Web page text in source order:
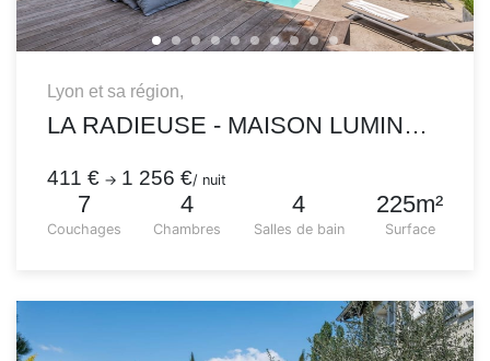
Lyon et sa région,
LA RADIEUSE - MAISON LUMINEUSE AVEC PISCINE
411 €→ 1 256 €/ nuit
7
Couchages
4
Chambres
4
Salles de bain
225m²
Surface